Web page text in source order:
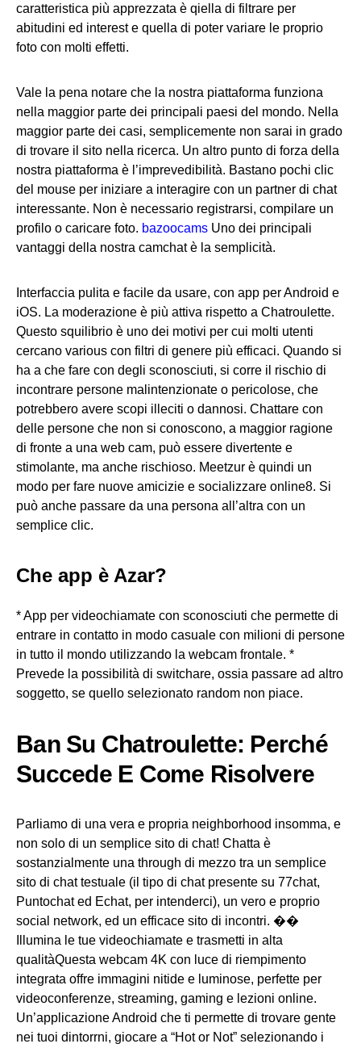
caratteristica più apprezzata è qiella di filtrare per
abitudini ed interest e quella di poter variare le proprio
foto con molti effetti.
Vale la pena notare che la nostra piattaforma funziona
nella maggior parte dei principali paesi del mondo. Nella
maggior parte dei casi, semplicemente non sarai in grado
di trovare il sito nella ricerca. Un altro punto di forza della
nostra piattaforma è l’imprevedibilità. Bastano pochi clic
del mouse per iniziare a interagire con un partner di chat
interessante. Non è necessario registrarsi, compilare un
profilo o caricare foto. bazoocams Uno dei principali
vantaggi della nostra camchat è la semplicità.
Interfaccia pulita e facile da usare, con app per Android e
iOS. La moderazione è più attiva rispetto a Chatroulette.
Questo squilibrio è uno dei motivi per cui molti utenti
cercano various con filtri di genere più efficaci. Quando si
ha a che fare con degli sconosciuti, si corre il rischio di
incontrare persone malintenzionate o pericolose, che
potrebbero avere scopi illeciti o dannosi. Chattare con
delle persone che non si conoscono, a maggior ragione
di fronte a una web cam, può essere divertente e
stimolante, ma anche rischioso. Meetzur è quindi un
modo per fare nuove amicizie e socializzare online8. Si
può anche passare da una persona all’altra con un
semplice clic.
Che app è Azar?
* App per videochiamate con sconosciuti che permette di
entrare in contatto in modo casuale con milioni di persone
in tutto il mondo utilizzando la webcam frontale. *
Prevede la possibilità di switchare, ossia passare ad altro
soggetto, se quello selezionato random non piace.
Ban Su Chatroulette: Perché
Succede E Come Risolvere
Parliamo di una vera e propria neighborhood insomma, e
non solo di un semplice sito di chat! Chatta è
sostanzialmente una through di mezzo tra un semplice
sito di chat testuale (il tipo di chat presente su 77chat,
Puntochat ed Echat, per intenderci), un vero e proprio
social network, ed un efficace sito di incontri. ��
Illumina le tue videochiamate e trasmetti in alta
qualitàQuesta webcam 4K con luce di riempimento
integrata offre immagini nitide e luminose, perfette per
videoconferenze, streaming, gaming e lezioni online.
Un’applicazione Android che ti permette di trovare gente
nei tuoi dintorrni, giocare a “Hot or Not” selezionando i